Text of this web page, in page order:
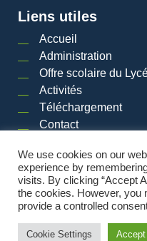
Liens utiles
Accueil
Administration
Offre scolaire du
Activités
Téléchargement
Contact
2026 © LYCéE BEL-VAL | Tous
Powered
We use cookies on our
experience by
visits. By clicking “Accept
the cookies. However, you
provide a controlled
Cookie Settings Accept